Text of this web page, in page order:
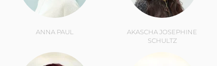
ANNA PAUL
AKASCHA JOSEPHINE
SCHULTZ